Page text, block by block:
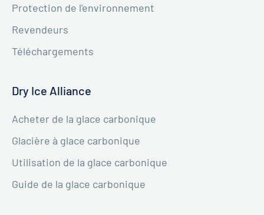
Protection de l'environnement
Revendeurs
Téléchargements
Dry Ice Alliance
Acheter de la glace carbonique
Glacière à glace carbonique
Utilisation de la glace carbonique
Guide de la glace carbonique